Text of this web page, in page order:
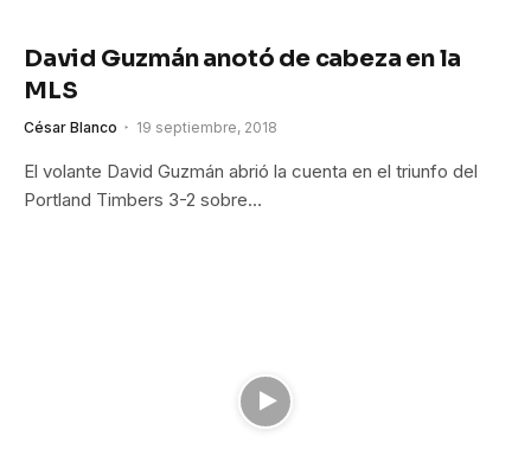
David Guzmán anotó de cabeza en la
MLS
César Blanco 19 septiembre, 2018
El volante David Guzmán abrió la cuenta en el triunfo del
Portland Timbers 3-2 sobre…